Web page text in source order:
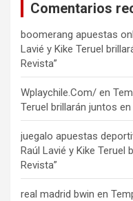
Comentarios
boomerang apuestas
Lavié y Kike Teruel
Revista”
Wplaychile.Com/ en
Teruel brillarán juntos en
juegalo apuestas
Raúl Lavié y Kike Teruel
Revista”
real madrid bwin en